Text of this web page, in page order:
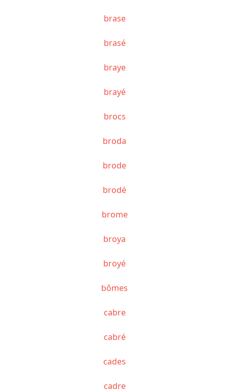
brase
brasé
braye
brayé
brocs
broda
brode
brodé
brome
broya
broyé
bômes
cabre
cabré
cades
cadre